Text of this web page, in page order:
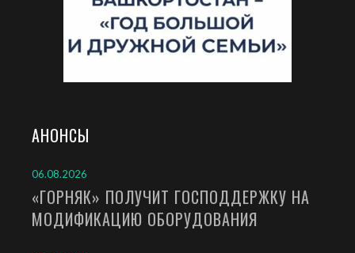
АНОНСЫ
06.08.2026
«ГОРНЯК» ПОЛУЧИТ ГОСПОДДЕРЖКУ НА
МОДИФИКАЦИЮ ОБОРУДОВАНИЯ